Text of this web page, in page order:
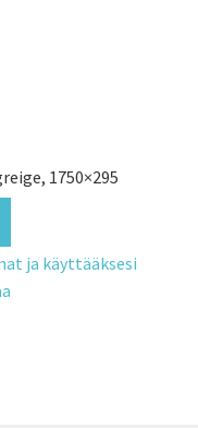
1750×295
ja käyttääksesi